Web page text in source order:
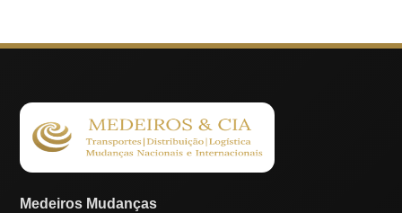
Medeiros Mudanças